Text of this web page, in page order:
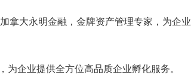
加拿大永明金融，金牌资产管理专家，为企
，为企业提供全方位高品质企业孵化服务。